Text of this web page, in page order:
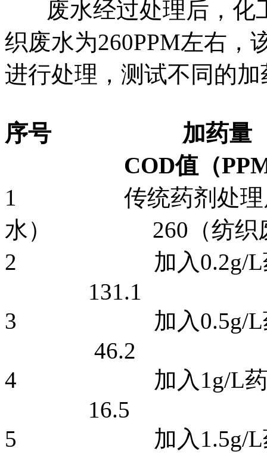
废水经过处理后，化
织废水为260PPM左右，
进行处理，测试不同的
序号 加药量
COD值（PPM
1 传统药剂处理
水） 260（纺织
2 加入
131.1
3 加入
46.2
4 加入
16.5
5 加入1.5g/